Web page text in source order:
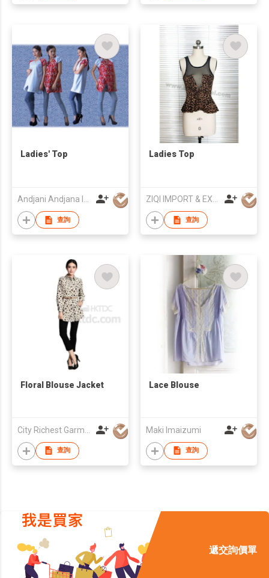
Ladies' Top
Andjani Andjana Indonesia
查詢
Ladies Top
ZIQI IMPORT & EXPORT CO., LTD
查詢
Floral Blouse Jacket
查詢
Lace Blouse
Maki Imaizumi
查詢
遞交詢價單